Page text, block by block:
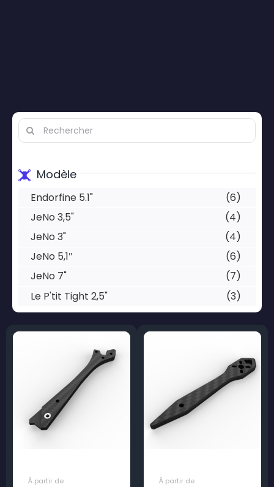
Search
for:
Modèle
Endorfine 5.1"
(6)
JeNo 3,5"
(4)
JeNo 3"
(4)
JeNo 5,1″
(6)
JeNo 7"
(7)
Le P'tit Tight 2,5"
(3)